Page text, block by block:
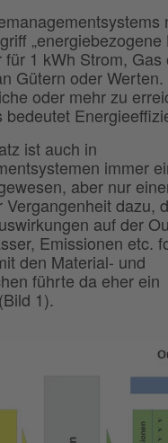
„energiebezogene
1 kWh Strom, Gas
Gütern oder
oder mehr zu
bedeutet
ist auch in
immer
aber nur
dazu,
auf der
Emissionen etc.
den Material- und
führte da eher ein
1).